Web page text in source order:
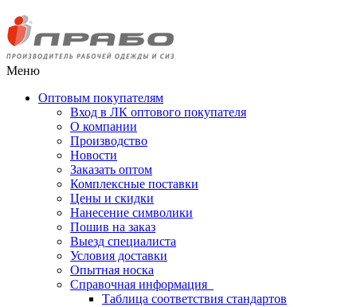
Меню
Оптовым покупателям
Вход в ЛК оптового покупателя
О компании
Производство
Новости
Заказать оптом
Комплексные поставки
Цены и скидки
Нанесение символики
Пошив на заказ
Выезд специалиста
Условия доставки
Опытная носка
Справочная информация
Таблица соответствия стандартов